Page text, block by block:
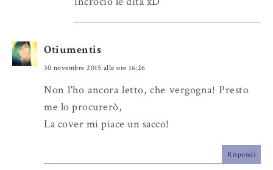
Otiumentis
30 novembre 2015 alle ore 16:26
Non l'ho ancora letto, che vergogna! Presto
me lo procurerò,
La cover mi piace un sacco!
Rispondi